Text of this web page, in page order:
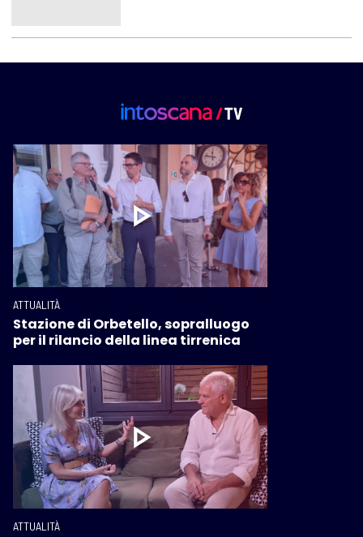
ATTUALITÀ
Stazione di Orbetello, sopralluogo
per il rilancio della linea tirrenica
ATTUALITÀ